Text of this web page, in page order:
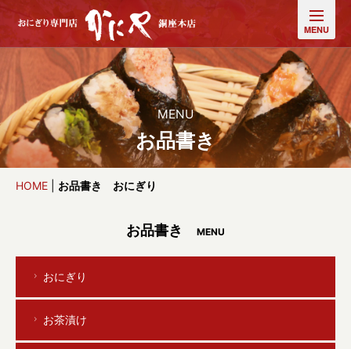
MENU
お品書き
HOME お品書き おにぎり
お品書き MENU
おにぎり
お茶漬け